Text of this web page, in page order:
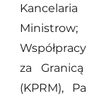
za
(KPRM),